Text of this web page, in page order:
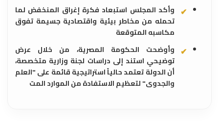
وأكد المجلس استبعاد فكرة إغراق المنخفض لما
تحمله من مخاطر بيئية واقتصادية جسيمة تفوق
مكاسبه المتوقعة
وأوضحت الحكومة المصرية، من خلال عرض
توضيحي استند إلى دراسات لجنة وزارية متخصصة،
أن الدولة تعتمد حالياً استراتيجية قائمة على "العلم
والجدوى" لتعظيم الاستفادة من الموارد المت